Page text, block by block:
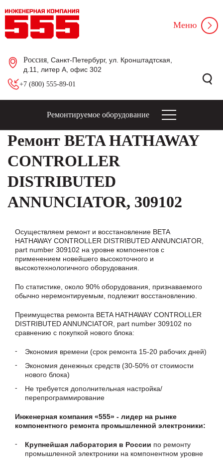
Россия , Санкт-Петербург, ул. Кронштадтская,
д.11, литер А, офис 302
+7 (800) 555-89-01
Меню
Ремонтируемое оборудование
Ремонт BETA HATHAWAY
CONTROLLER
DISTRIBUTED
ANNUNCIATOR, 309102
Осуществляем ремонт и восстановление BETA
HATHAWAY CONTROLLER DISTRIBUTED ANNUNCIATOR,
part number 309102 на уровне компонентов с
применением новейшего высокоточного и
высокотехнологичного оборудования.
По статистике, около 90% оборудования, признаваемого
обычно неремонтируемым, подлежит восстановлению.
Преимущества ремонта BETA HATHAWAY CONTROLLER
DISTRIBUTED ANNUNCIATOR, part number 309102 по
сравнению с покупкой нового блока:
Экономия времени (срок ремонта 15-20 рабочих дней)
Экономия денежных средств (30-50% от стоимости
нового блока)
Не требуется дополнительная настройка/
перепрограммирование
Инженерная компания «555» - лидер на рынке
компонентного ремонта промышленной электроники:
Крупнейшая лаборатория в России по ремонту
промышленной электроники на компонентном уровне